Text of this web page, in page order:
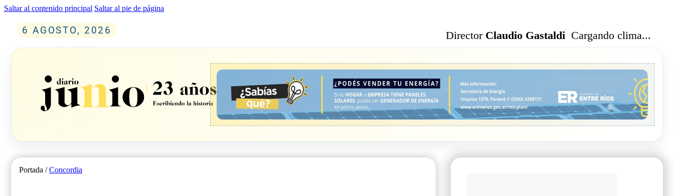
Saltar al contenido principal Saltar al pie de página
6 AGOSTO, 2026 Director Claudio Gastaldi Cargando clima...
Portada /Concordia